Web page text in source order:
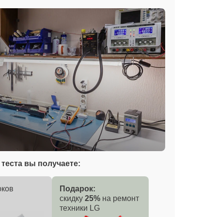
вы получаете:
Подарок:
скидку 25% на ремонт
техники LG